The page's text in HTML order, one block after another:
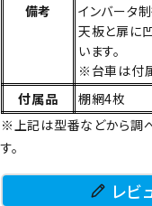
備考
インバータ
天板と扉に
います。
※台車は付
付属品
棚網4枚
※上記は型番などから調
す。
レビ